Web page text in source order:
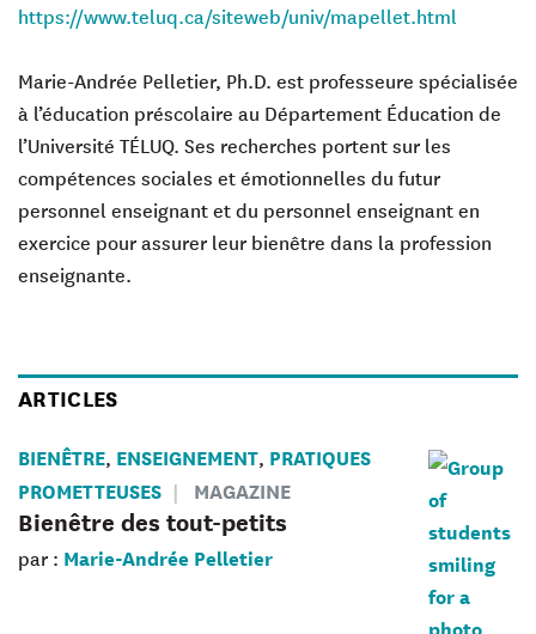
https://www.teluq.ca/siteweb/univ/mapellet.html
Marie-Andrée Pelletier, Ph.D. est professeure spécialisée
à l’éducation préscolaire au Département Éducation de
l’Université TÉLUQ. Ses recherches portent sur les
compétences sociales et émotionnelles du futur
personnel enseignant et du personnel enseignant en
exercice pour assurer leur bienêtre dans la profession
enseignante.
ARTICLES
BIENÊTRE, ENSEIGNEMENT, PRATIQUES
PROMETTEUSES
MAGAZINE
Bienêtre des tout-petits
par : Marie-Andrée Pelletier